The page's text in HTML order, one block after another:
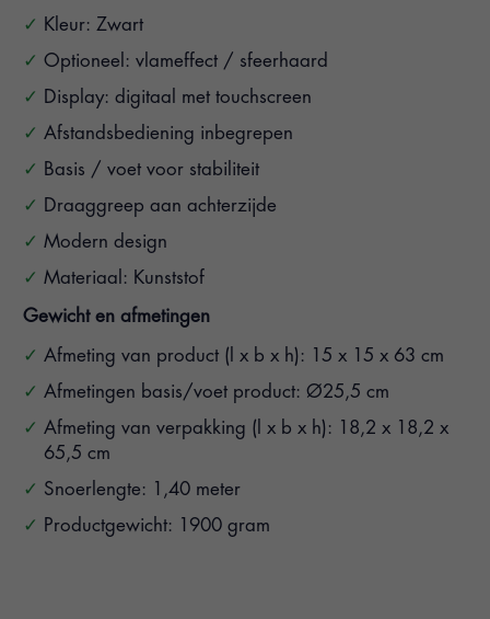
Kleur: Zwart
Optioneel: vlameffect / sfeerhaard
Display: digitaal met touchscreen
Afstandsbediening inbegrepen
Basis / voet voor stabiliteit
Draaggreep aan achterzijde
Modern design
Materiaal: Kunststof
Gewicht en afmetingen
Afmeting van product (l x b x h): 15 x 15 x 63 cm
Afmetingen basis/voet product: Ø25,5 cm
Afmeting van verpakking (l x b x h): 18,2 x 18,2 x
65,5 cm
Snoerlengte: 1,40 meter
Productgewicht: 1900 gram